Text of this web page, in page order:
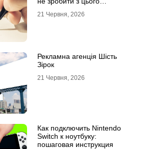
21 Червня, 2026
Рекламна агенція Шість
Зірок
21 Червня, 2026
Как подключить Nintendo
Switch к ноутбуку:
пошаговая инструкция